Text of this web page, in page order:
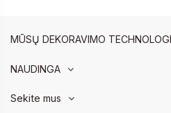
MŪSŲ DEKORAVIMO
NAUDINGA
Sekite mus